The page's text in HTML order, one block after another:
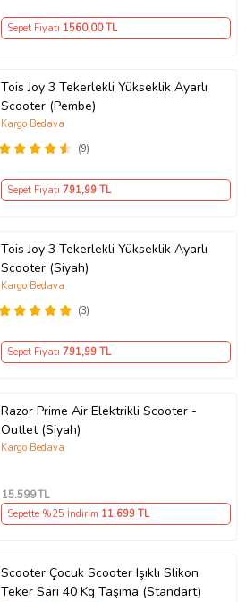
Sepet Fiyatı 1560,00 TL
Tois Joy 3 Tekerlekli Yükseklik Ayarlı
Scooter (Pembe)
(9)
Kargo Bedava
Sepet Fiyatı 791,99 TL
Tois Joy 3 Tekerlekli Yükseklik Ayarlı
Scooter (Siyah)
(3)
Kargo Bedava
Sepet Fiyatı 791,99 TL
Razor Prime Air Elektrikli Scooter -
Outlet (Siyah)
Kargo Bedava
15.599TL
Sepette %25 İndirim 11.699TL
Scooter Çocuk Scooter Işıklı Slikon
Teker Sarı 40 Kg Taşıma (Standart)